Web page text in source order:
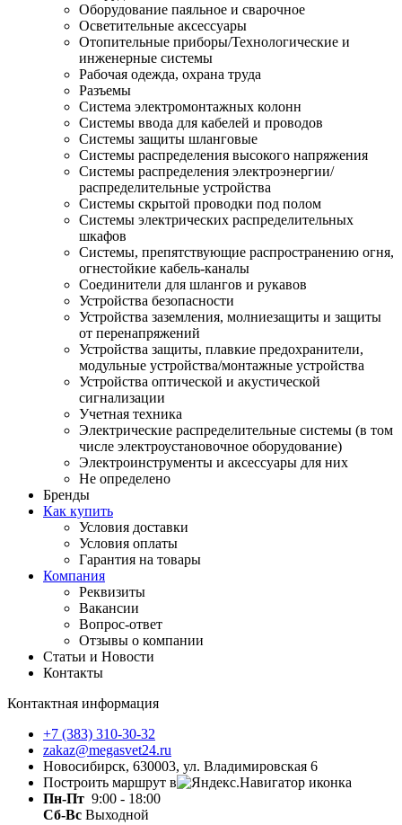
Оборудование паяльное и сварочное
Осветительные аксессуары
Отопительные приборы/Технологические и
инженерные системы
Рабочая одежда, охрана труда
Разъемы
Система электромонтажных колонн
Системы ввода для кабелей и проводов
Системы защиты шланговые
Системы распределения высокого напряжения
Системы распределения электроэнергии/
распределительные устройства
Системы скрытой проводки под полом
Системы электрических распределительных
шкафов
Системы, препятствующие распространению огня,
огнестойкие кабель-каналы
Соединители для шлангов и рукавов
Устройства безопасности
Устройства заземления, молниезащиты и защиты
от перенапряжений
Устройства защиты, плавкие предохранители,
модульные устройства/монтажные устройства
Устройства оптической и акустической
сигнализации
Учетная техника
Электрические распределительные системы (в том
числе электроустановочное оборудование)
Электроинструменты и аксессуары для них
Не определено
Бренды
Как купить
Условия доставки
Условия оплаты
Гарантия на товары
Компания
Реквизиты
Вакансии
Вопрос-ответ
Отзывы о компании
Статьи и Новости
Контакты
Контактная информация
+7 (383) 310-30-32
zakaz@megasvet24.ru
Новосибирск, 630003, ул. Владимировская 6
Построить маршрут в
Пн-Пт 9:00 - 18:00
Сб-Вс Выходной